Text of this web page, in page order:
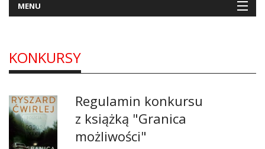
MENU
NOWOŚCI
WYWIADY
RECENZJE
KONKURSY
Regulamin konkursu
z książką "Granica
możliwości"